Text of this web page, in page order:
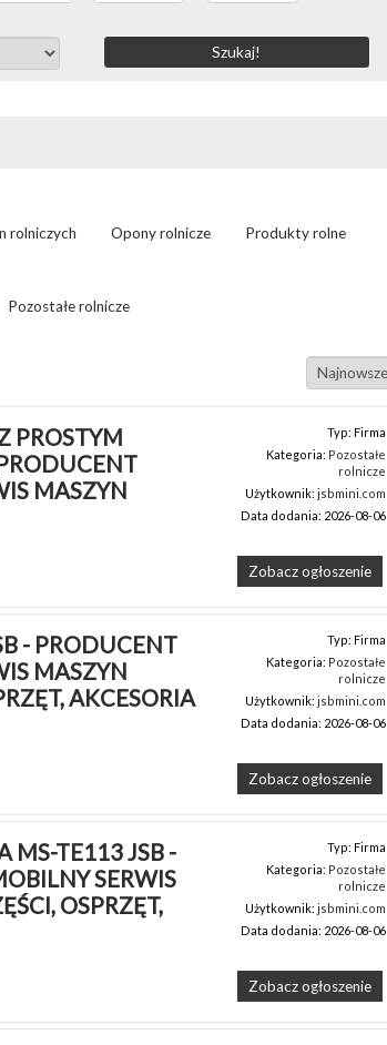
rolniczych Opony rolnicze Produkty rolne
Pozostałe rolnicze
PROSTYM
MASZYN
Typ: Firma
Kategoria: Pozostałe
rolnicze
Użytkownik:jsbmini.com
Data dodania: 2026-08-06
Zobacz ogłoszenie
- PRODUCENT
MASZYN
AKCESORIA
Typ: Firma
Kategoria: Pozostałe
rolnicze
Użytkownik:jsbmini.com
Data dodania: 2026-08-06
Zobacz ogłoszenie
MS-TE113 JSB -
SERWIS
OSPRZĘT,
Typ: Firma
Kategoria: Pozostałe
rolnicze
Użytkownik:jsbmini.com
Data dodania: 2026-08-06
Zobacz ogłoszenie